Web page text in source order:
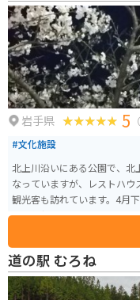
郷土や歴史、水に関わる文化
らの眺望は絶景で、四季折々
岩手県 5
#文化施設
北上川沿いにある公園で、
なっていますが、レストハウ
観光客も訪れています。4月
た、毎朝つきたての餅をレ
す。くるみ餅が絶品です。
る場所です。
道の駅 むろね